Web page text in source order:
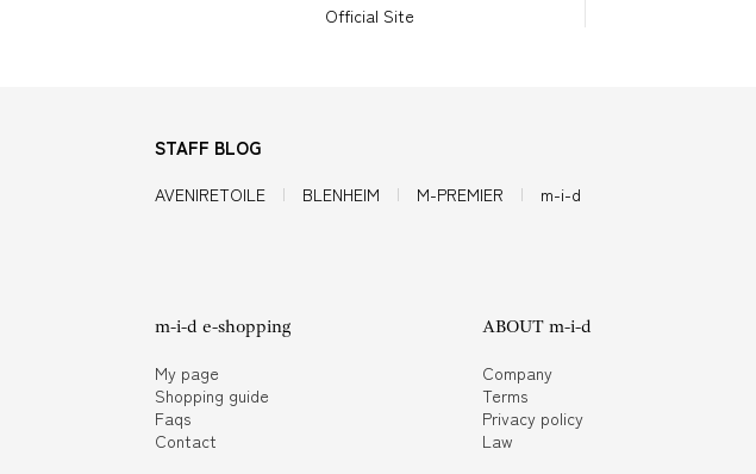
Official Site
STAFF BLOG
AVENIRETOILE BLENHEIM M-PREMIER m-i-d
m-i-d e-shopping
My page
Shopping guide
Faqs
Contact
ABOUT m-i-d
Company
Terms
Privacy policy
Law